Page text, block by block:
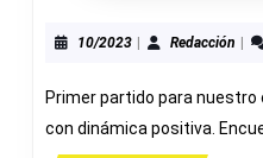
10/202310/2023
| Redacción |
Primer partido para nuestro
con dinámica positiva.